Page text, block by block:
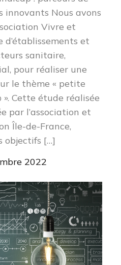
innovants Nous avons
Vivre et
et
sanitaire,
pour réaliser une
le thème « petite
Cette étude réalisée
par l’association et
Île-de-France,
objectifs […]
2022